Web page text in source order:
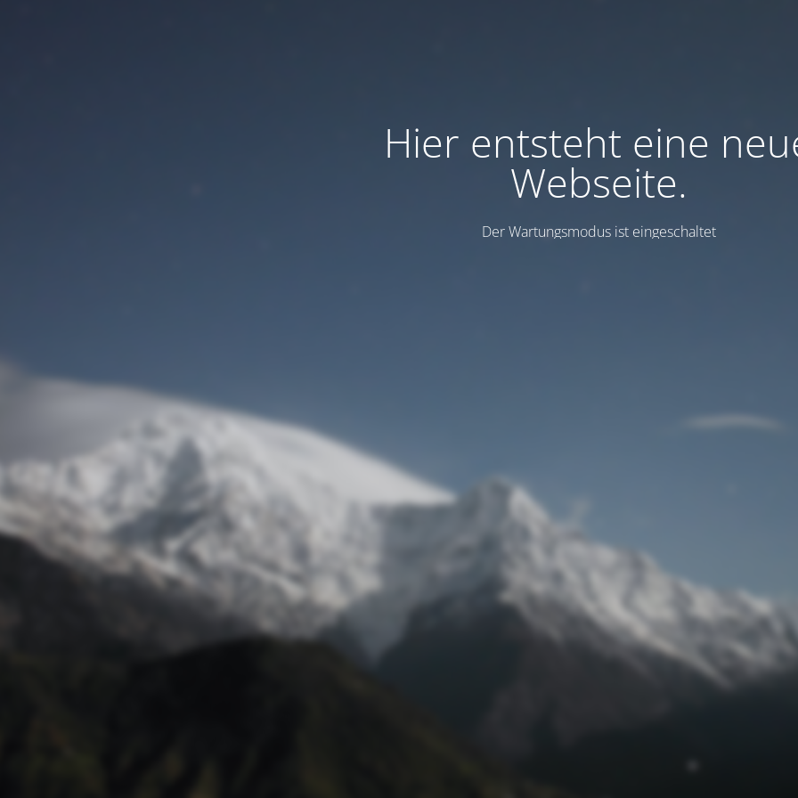
Hier entsteht eine
Webseite.
Der Wartungsmodus ist eingeschaltet